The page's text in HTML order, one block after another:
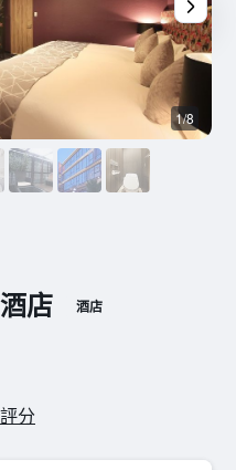
店 酒店
分
1/8